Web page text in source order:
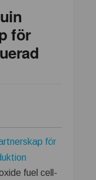
för
fuel cell-